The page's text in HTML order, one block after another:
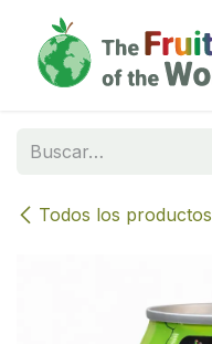
Todos los productos